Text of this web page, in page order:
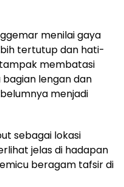
menilai gaya
tertutup dan hati-
tampak membatasi
lengan dan
menjadi
sebagai lokasi
jelas di hadapan
beragam tafsir di